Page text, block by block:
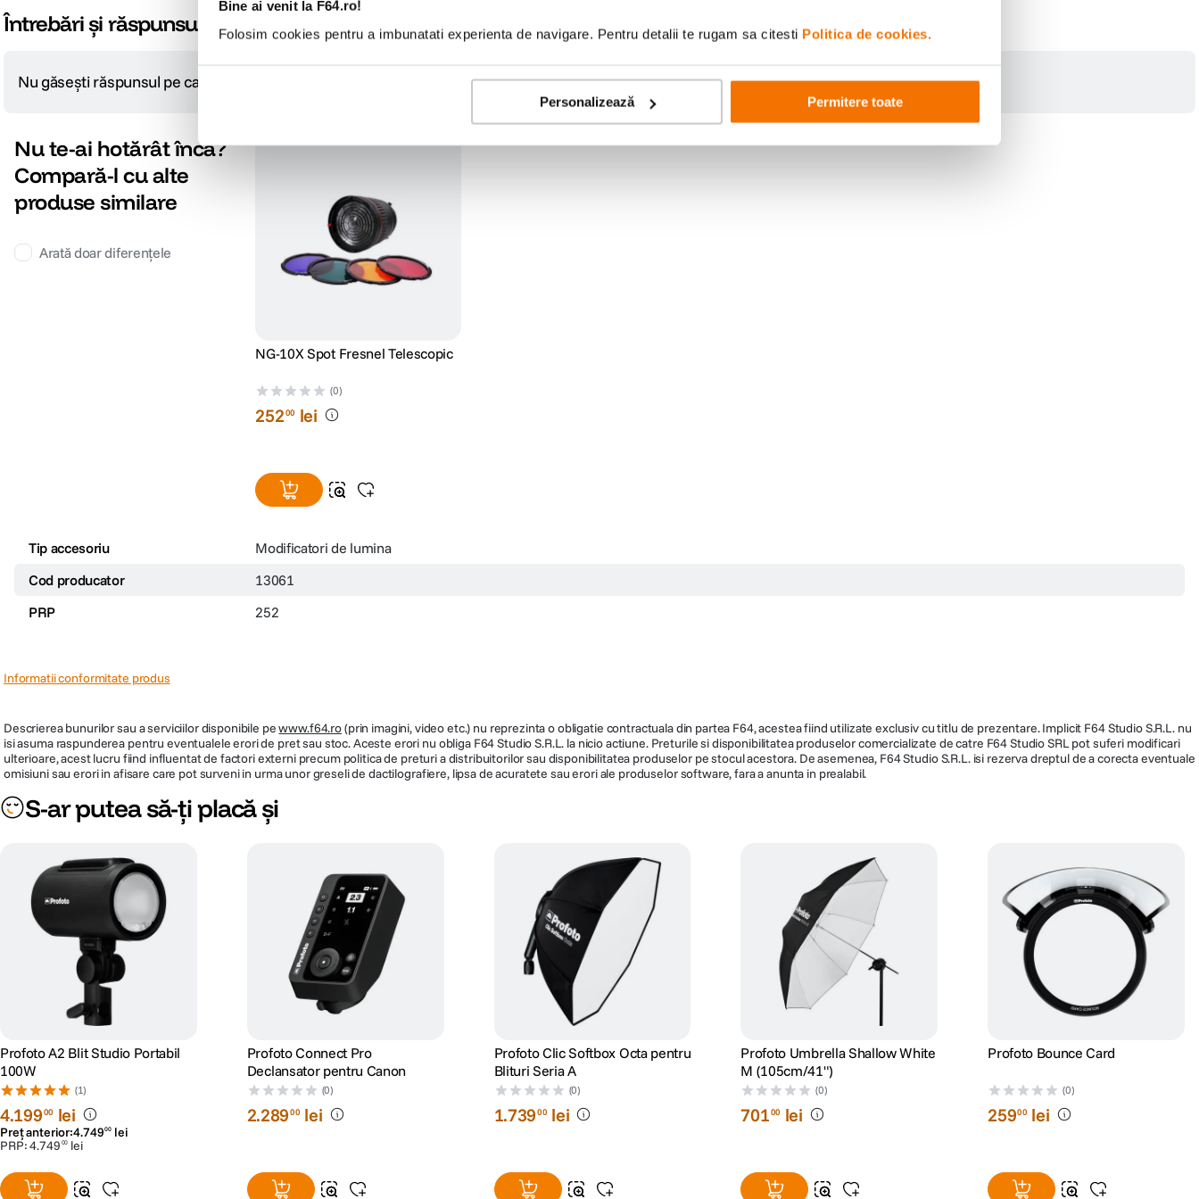
Bine ai venit la F64.ro!
Folosim cookies pentru a imbunatati experienta de navigare. Pentru detalii te rugam sa citesti Politica de cookies.
Personalizează Permitere toate
Întrebări și răspunsuri
Nu găsești răspunsul pe care îl cauți?
Nu te-ai hotărât încă?
Compară-l cu alte
produse similare
Arată doar diferențele
NG-10X Spot Fresnel Telescopic
(0)
25200 lei
Tip accesoriu
Modificatori de lumina
Cod producator
13061
PRP
252
Informatii conformitate produs
Descrierea bunurilor sau a serviciilor disponibile pewww.f64.ro(prin imagini, video etc.) nu reprezinta o obligatie contractuala din partea F64, acestea fiind utilizate exclusiv cu titlu de prezentare. Implicit F64 Studio S.R.L. nu
isi asuma raspunderea pentru eventualele erori de pret sau stoc. Aceste erori nu obliga F64 Studio S.R.L. la nicio actiune. Preturile si disponibilitatea produselor comercializate de catre F64 Studio SRL pot suferi modificari
ulterioare, acest lucru fiind influentat de factori externi precum politica de preturi a distribuitorilor sau disponibilitatea produselor pe stocul acestora. De asemenea, F64 Studio S.R.L. isi rezerva dreptul de a corecta eventuale
omisiuni sau erori in afisare care pot surveni in urma unor greseli de dactilografiere, lipsa de acuratete sau erori ale produselor software, fara a anunta in prealabil.
S-ar putea să-ți placă și
Profoto A2 Blit Studio Portabil
100W
(1)
4.19900 lei
Preț anterior:4.74900 lei
PRP:4.749 00 lei
Profoto Connect Pro
Declansator pentru Canon
(0)
2.28900 lei
Profoto Clic Softbox Octa pentru
Blituri Seria A
(0)
1.73900 lei
Profoto Umbrella Shallow White
M (105cm/41")
(0)
70100 lei
Profoto Bounce Card
(0)
25900 lei